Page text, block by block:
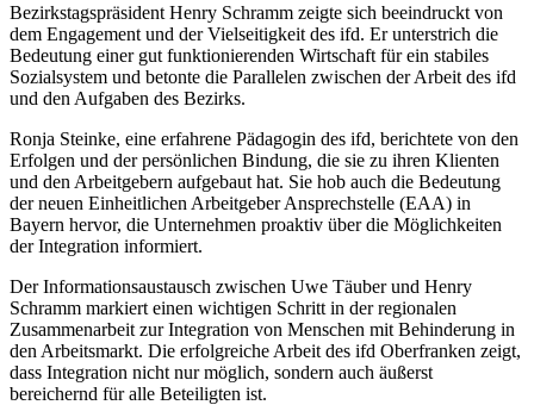
Bezirkstagspräsident Henry Schramm zeigte sich beeindruckt von
dem Engagement und der Vielseitigkeit des ifd. Er unterstrich die
Bedeutung einer gut funktionierenden Wirtschaft für ein stabiles
Sozialsystem und betonte die Parallelen zwischen der Arbeit des ifd
und den Aufgaben des Bezirks.
Ronja Steinke, eine erfahrene Pädagogin des ifd, berichtete von den
Erfolgen und der persönlichen Bindung, die sie zu ihren Klienten
und den Arbeitgebern aufgebaut hat. Sie hob auch die Bedeutung
der neuen Einheitlichen Arbeitgeber Ansprechstelle (EAA) in
Bayern hervor, die Unternehmen proaktiv über die Möglichkeiten
der Integration informiert.
Der Informationsaustausch zwischen Uwe Täuber und Henry
Schramm markiert einen wichtigen Schritt in der regionalen
Zusammenarbeit zur Integration von Menschen mit Behinderung in
den Arbeitsmarkt. Die erfolgreiche Arbeit des ifd Oberfranken zeigt,
dass Integration nicht nur möglich, sondern auch äußerst
bereichernd für alle Beteiligten ist.